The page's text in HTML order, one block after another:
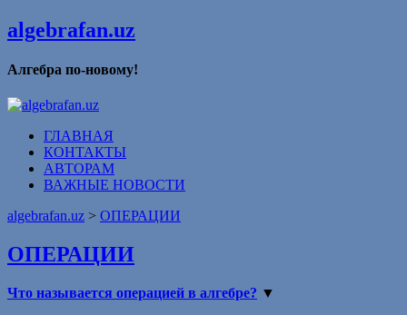
algebrafan.uz
Алгебра по-новому!
ГЛАВНАЯ
КОНТАКТЫ
АВТОРАМ
ВАЖНЫЕ НОВОСТИ
algebrafan.uz > ОПЕРАЦИИ
ОПЕРАЦИИ
Что называется операцией в алгебре? ▼